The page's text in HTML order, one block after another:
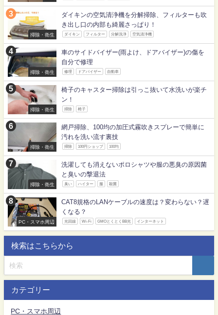
掃除・衛生
ダイキンの空気清浄機を分解掃除、フィルターも吹
き出し口の内部も綺麗さっぱり！
ダイキン フィルター 分解洗浄 空気清浄機
掃除・衛生
車のサイドバイザー(雨よけ、ドアバイザー)の傷を
自分で修理
修理 ドアバイザー 自動車
掃除・衛生
椅子のキャスター掃除は引っこ抜いて水洗いが楽チ
ン！
掃除 椅子
掃除・衛生
網戸掃除、100均の加圧式霧吹きスプレーで簡単に
汚れを洗い流す裏技
掃除 100円ショップ 100均
掃除・衛生
洗濯しても消えないポロシャツや服の悪臭の原因菌
と臭いの撃退法
臭い ハイター 服 殺菌
PC・スマホ周辺
CAT8規格のLANケーブルの速度は？変わらない？遅
くなる？
光回線 Wi-Fi GMOとくとくBB光 インターネット
検索はこちらから
カテゴリー
PC・スマホ周辺